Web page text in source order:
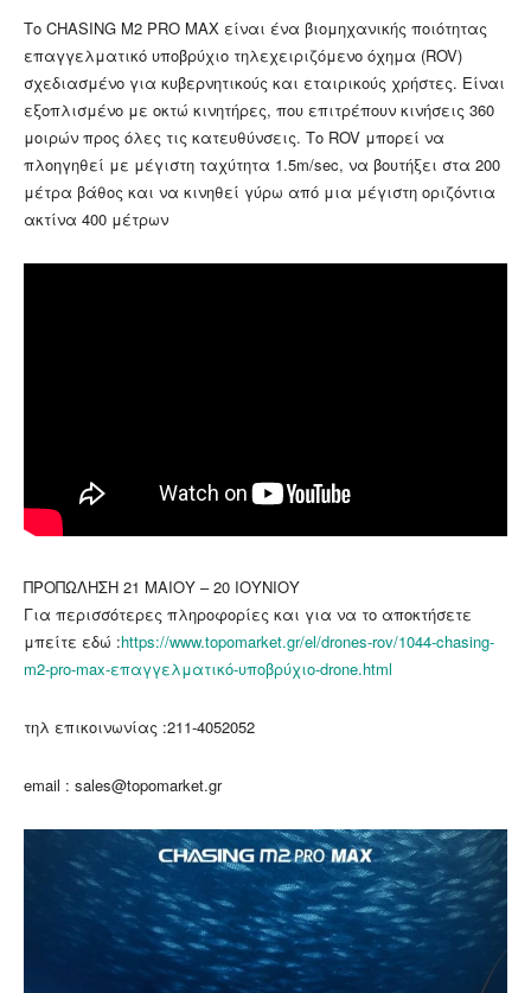
Το CHASING M2 PRO MAX είναι ένα βιομηχανικής ποιότητας
επαγγελματικό υποβρύχιο τηλεχειριζόμενο όχημα (ROV)
σχεδιασμένο για κυβερνητικούς και εταιρικούς χρήστες. Είναι
εξοπλισμένο με οκτώ κινητήρες, που επιτρέπουν κινήσεις 360
μοιρών προς όλες τις κατευθύνσεις. Το ROV μπορεί να
πλοηγηθεί με μέγιστη ταχύτητα 1.5m/sec, να βουτήξει στα 200
μέτρα βάθος και να κινηθεί γύρω από μια μέγιστη οριζόντια
ακτίνα 400 μέτρων
ΠΡΟΠΩΛΗΣΗ 21 ΜΑΙΟΥ – 20 ΙΟΥΝΙΟΥ
Για περισσότερες πληροφορίες και για να το αποκτήσετε
μπείτε εδώ :https://www.topomarket.gr/el/drones-rov/1044-chasing-
m2-pro-max-επαγγελματικό-υποβρύχιο-drone.html
τηλ επικοινωνίας :211-4052052
email : sales@topomarket.gr